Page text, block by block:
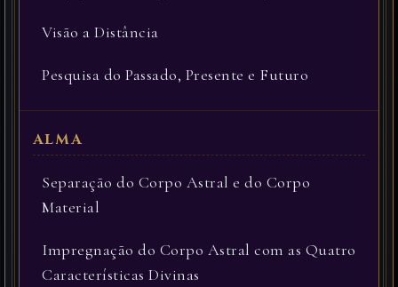
Visão a Distância
Pesquisa do Passado, Presente e Futuro
Separação do Corpo Astral e do Corpo
Material
Impregnação do Corpo Astral com as Quatro
Características Divinas